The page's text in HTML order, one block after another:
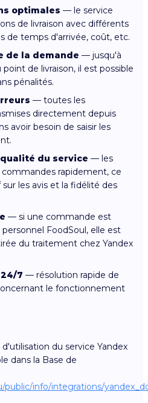
optimales — le service
de livraison avec différents
de temps d'arrivée, coût, etc.
de la demande — jusqu'à
de livraison, il est possible
pénalités.
— toutes les
directement depuis
avoir besoin de saisir les
du service — les
rapidement, ce
les avis et la fidélité des
— si une commande est
FoodSoul, elle est
du traitement chez Yandex
7 — résolution rapide de
le fonctionnement
du service Yandex
dans la Base de
public/info/integrations/